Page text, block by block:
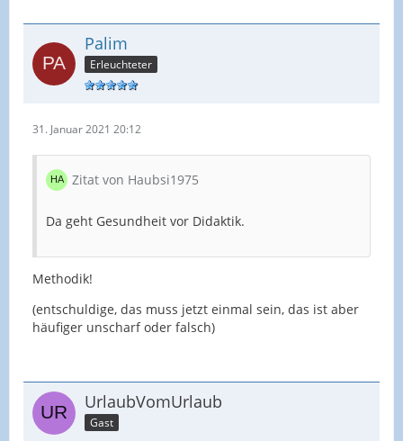
Palim
Erleuchteter
31. Januar 2021 20:12
Zitat von Haubsi1975
Da geht Gesundheit vor Didaktik.
Methodik!
(entschuldige, das muss jetzt einmal sein, das ist aber
häufiger unscharf oder falsch)
UrlaubVomUrlaub
Gast